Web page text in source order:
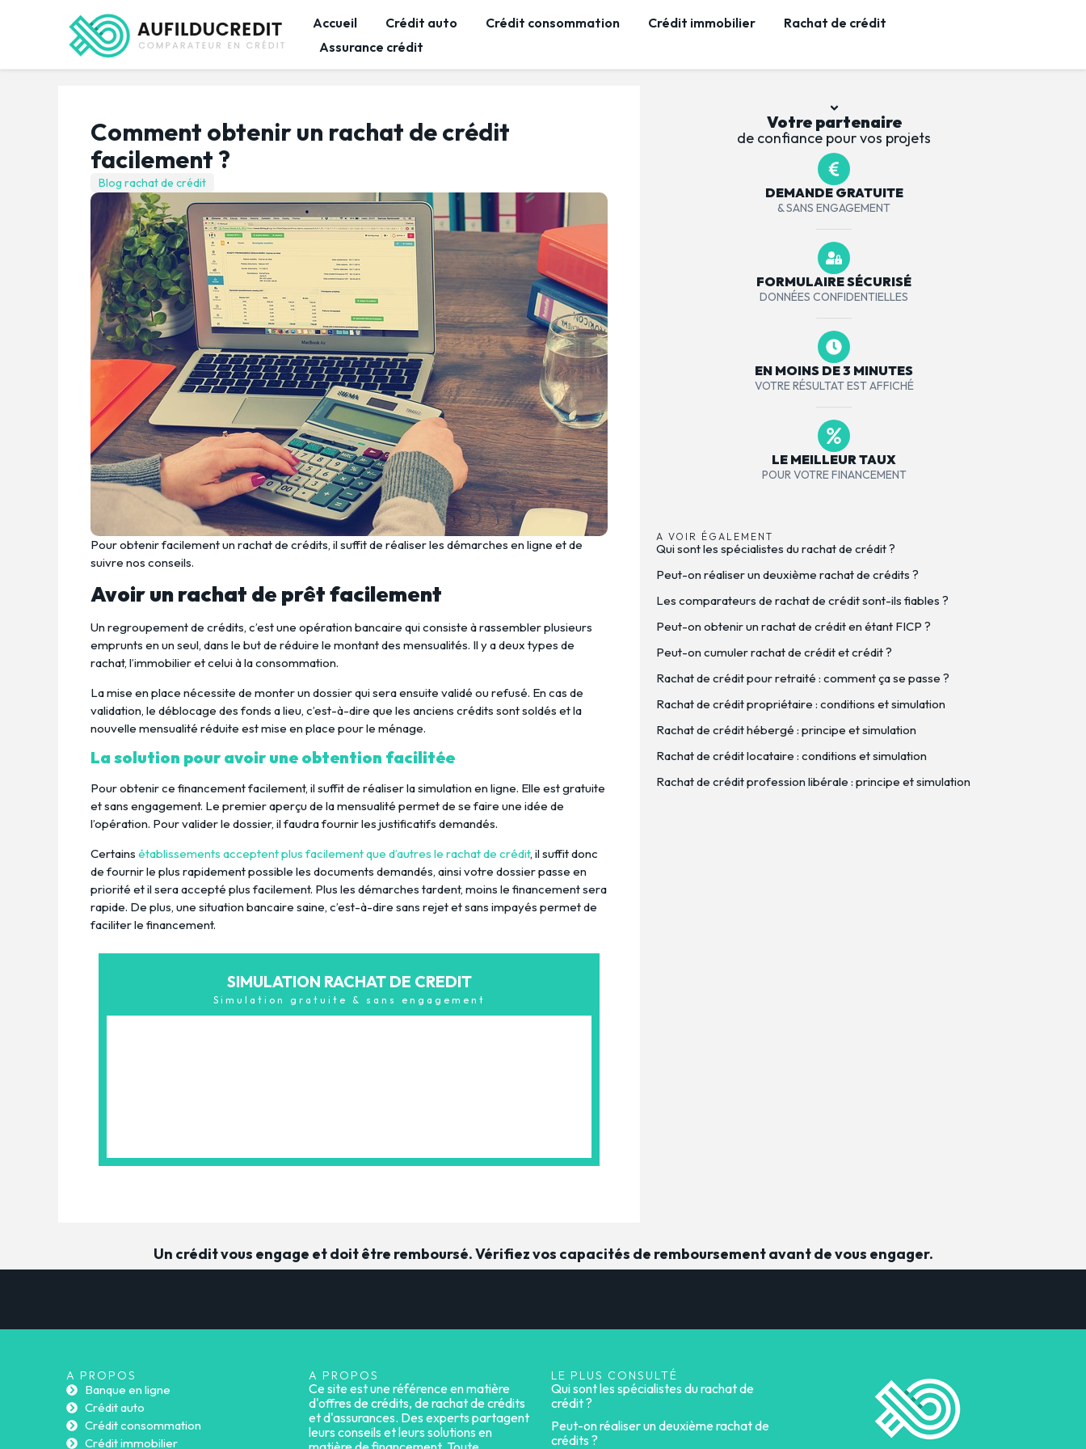
Accueil Crédit auto Crédit consommation Crédit immobilier
Rachat de crédit
Assurance crédit
Comment obtenir un rachat de crédit
facilement ?
Blog rachat de crédit
Pour obtenir facilement un rachat de crédits, il suffit de réaliser les démarches en ligne et de
suivre nos conseils.
Avoir un rachat de prêt facilement
Un regroupement de crédits, c’est une opération bancaire qui consiste à rassembler plusieurs
emprunts en un seul, dans le but de réduire le montant des mensualités. Il y a deux types de
rachat, l’immobilier et celui à la consommation.
La mise en place nécessite de monter un dossier qui sera ensuite validé ou refusé. En cas de
validation, le déblocage des fonds a lieu, c’est-à-dire que les anciens crédits sont soldés et la
nouvelle mensualité réduite est mise en place pour le ménage.
La solution pour avoir une obtention facilitée
Pour obtenir ce financement facilement, il suffit de réaliser la simulation en ligne. Elle est gratuite
et sans engagement. Le premier aperçu de la mensualité permet de se faire une idée de
l’opération. Pour valider le dossier, il faudra fournir les justificatifs demandés.
Certains établissements acceptent plus facilement que d’autres le rachat de crédit, il suffit donc
de fournir le plus rapidement possible les documents demandés, ainsi votre dossier passe en
priorité et il sera accepté plus facilement. Plus les démarches tardent, moins le financement sera
rapide. De plus, une situation bancaire saine, c’est-à-dire sans rejet et sans impayés permet de
faciliter le financement.
SIMULATION RACHAT DE CREDIT
Simulation gratuite & sans engagement
Votre partenaire
de confiance pour vos projets
DEMANDE GRATUITE
& SANS ENGAGEMENT
FORMULAIRE SÉCURISÉ
DONNÉES CONFIDENTIELLES
EN MOINS DE 3 MINUTES
VOTRE RÉSULTAT EST AFFICHÉ
LE MEILLEUR TAUX
POUR VOTRE FINANCEMENT
A VOIR ÉGALEMENT
Qui sont les spécialistes du rachat de crédit ?
Peut-on réaliser un deuxième rachat de crédits ?
Les comparateurs de rachat de crédit sont-ils fiables ?
Peut-on obtenir un rachat de crédit en étant FICP ?
Peut-on cumuler rachat de crédit et crédit ?
Rachat de crédit pour retraité : comment ça se passe ?
Rachat de crédit propriétaire : conditions et simulation
Rachat de crédit hébergé : principe et simulation
Rachat de crédit locataire : conditions et simulation
Rachat de crédit profession libérale : principe et simulation
Un crédit vous engage et doit être remboursé. Vérifiez vos capacités de remboursement avant de vous engager.
A PROPOS
Banque en ligne
Crédit auto
Crédit consommation
Crédit immobilier
A PROPOS
Ce site est une référence en matière
d'offres de crédits, de rachat de crédits
et d'assurances. Des experts partagent
leurs conseils et leurs solutions en
LE PLUS CONSULTÉ
Qui sont les spécialistes du rachat de
crédit ?
Peut-on réaliser un deuxième rachat de
crédits ?